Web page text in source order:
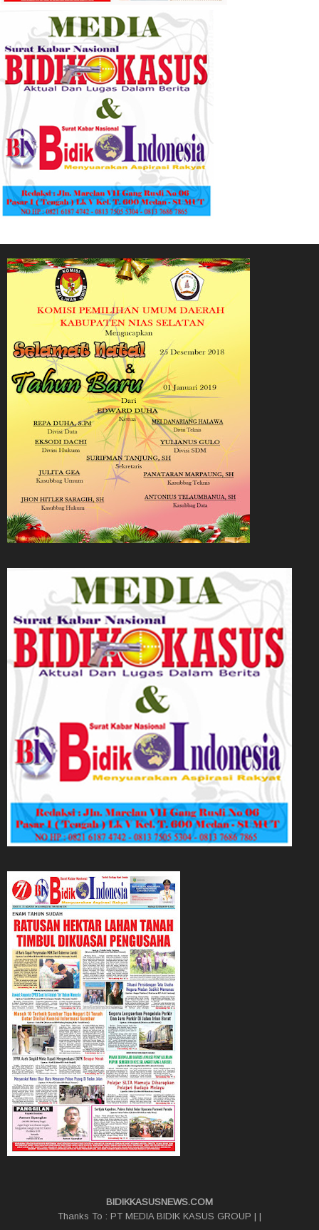
BIDIKKASUSNEWS.COM
Thanks To : PT MEDIA BIDIK KASUS GROUP | |